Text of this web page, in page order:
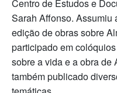
Centro de Estudos e
Sarah Affonso. Assumiu
edição de obras sobre
participado em
sobre a vida e a obra de
também publicado